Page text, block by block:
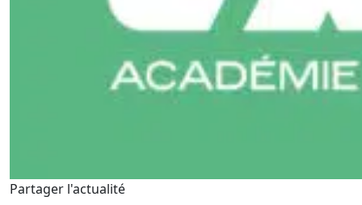
Partager l'actualité